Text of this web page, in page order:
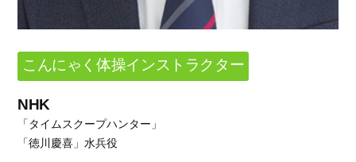
こんにゃく体操インストラクター
NHK
「タイムスクープハンター」
「徳川慶喜」水兵役